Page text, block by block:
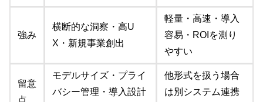
強み
横断的な洞察・高U
X・新規事業創出
軽量・高速・導入
容易・ROIを測り
やすい
留意
点
モデルサイズ・プライ
バシー管理・導入設計
他形式を扱う場合
は別システム連携